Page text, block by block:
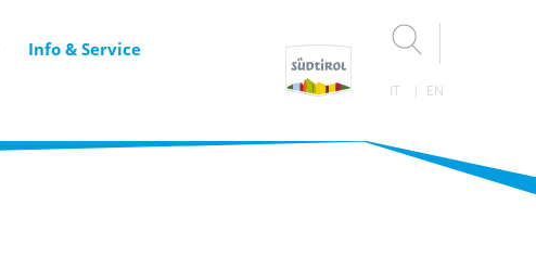
Info & Service
IT EN